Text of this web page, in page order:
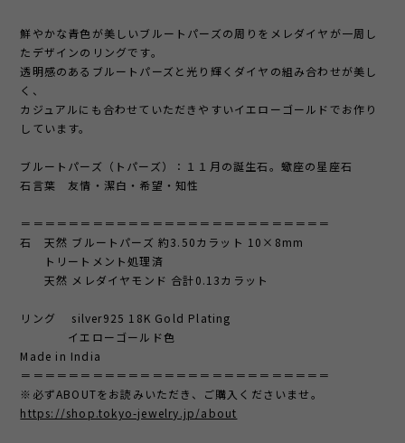
鮮やかな青色が美しいブルートパーズの周りをメレダイヤが一周し
たデザインのリングです。
透明感のあるブルートパーズと光り輝くダイヤの組み合わせが美し
く、
カジュアルにも合わせていただきやすいイエローゴールドでお作り
しています。
ブルートパーズ（トパーズ）：１１月の誕生石。蠍座の星座石
石言葉 友情・潔白・希望・知性
＝＝＝＝＝＝＝＝＝＝＝＝＝＝＝＝＝＝＝＝＝＝＝＝＝＝
石 天然 ブルートパーズ 約3.50カラット 10×8mm
トリートメント処理済
天然 メレダイヤモンド 合計0.13カラット
リング silver925 18K Gold Plating
イエローゴールド色
Made in India
＝＝＝＝＝＝＝＝＝＝＝＝＝＝＝＝＝＝＝＝＝＝＝＝＝＝
※必ずABOUTをお読みいただき、ご購入くださいませ。
https://shop.tokyo-jewelry.jp/about